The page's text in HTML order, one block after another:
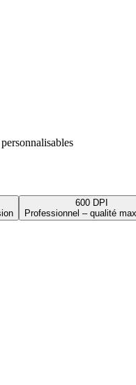
600 DPI
Professionnel – qualité